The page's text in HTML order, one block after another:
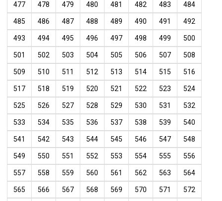
477 478 479 480 481 482 483 484
485 486 487 488 489 490 491 492
493 494 495 496 497 498 499 500
501 502 503 504 505 506 507 508
509 510 511 512 513 514 515 516
517 518 519 520 521 522 523 524
525 526 527 528 529 530 531 532
533 534 535 536 537 538 539 540
541 542 543 544 545 546 547 548
549 550 551 552 553 554 555 556
557 558 559 560 561 562 563 564
565 566 567 568 569 570 571 572